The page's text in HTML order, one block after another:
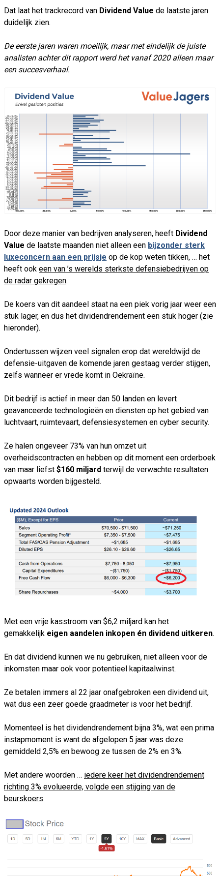
Dat laat het trackrecord van Dividend Value de laatste jaren
duidelijk zien.
De eerste jaren waren moeilijk, maar met eindelijk de juiste
analisten achter dit rapport werd het vanaf 2020 alleen maar
een succesverhaal.
Door deze manier van bedrijven analyseren, heeft Dividend
Value de laatste maanden niet alleen een bijzonder sterk
luxeconcern aan een prijsje op de kop weten tikken, … het
heeft ook een van ’s werelds sterkste defensiebedrijven op
de radar gekregen.
De koers van dit aandeel staat na een piek vorig jaar weer een
stuk lager, en dus het dividendrendement een stuk hoger (zie
hieronder).
Ondertussen wijzen veel signalen erop dat wereldwijd de
defensie-uitgaven de komende jaren gestaag verder stijgen,
zelfs wanneer er vrede komt in Oekraïne.
Dit bedrijf is actief in meer dan 50 landen en levert
geavanceerde technologieën en diensten op het gebied van
luchtvaart, ruimtevaart, defensiesystemen en cyber security.
Ze halen ongeveer 73% van hun omzet uit
overheidscontracten en hebben op dit moment een orderboek
van maar liefst $160 miljard terwijl de verwachte resultaten
opwaarts worden bijgesteld.
Met een vrije kasstroom van $6,2 miljard kan het
gemakkelijk eigen aandelen inkopen én dividend uitkeren.
En dat dividend kunnen we nu gebruiken, niet alleen voor de
inkomsten maar ook voor potentieel kapitaalwinst.
Ze betalen immers al 22 jaar onafgebroken een dividend uit,
wat dus een zeer goede graadmeter is voor het bedrijf.
Momenteel is het dividendrendement bijna 3%, wat een prima
instapmoment is want de afgelopen 5 jaar was deze
gemiddeld 2,5% en bewoog ze tussen de 2% en 3%.
Met andere woorden … iedere keer het dividendrendement
richting 3% evolueerde, volgde een stijging van de
beurskoers.